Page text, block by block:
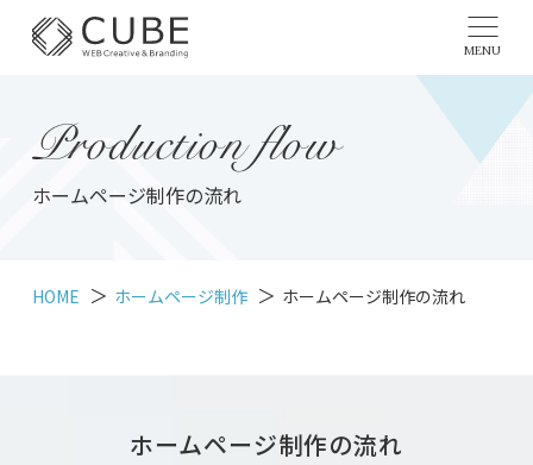
MENU
Production flow
ホームページ制作の流れ
HOME ホームページ制作 ホームページ制作の流れ
ホームページ制作の流れ